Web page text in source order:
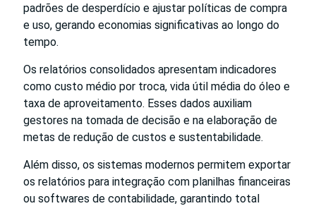
padrões de desperdício e ajustar políticas de compra
e uso, gerando economias significativas ao longo do
tempo.
Os relatórios consolidados apresentam indicadores
como custo médio por troca, vida útil média do óleo e
taxa de aproveitamento. Esses dados auxiliam
gestores na tomada de decisão e na elaboração de
metas de redução de custos e sustentabilidade.
Além disso, os sistemas modernos permitem exportar
os relatórios para integração com planilhas financeiras
ou softwares de contabilidade, garantindo total